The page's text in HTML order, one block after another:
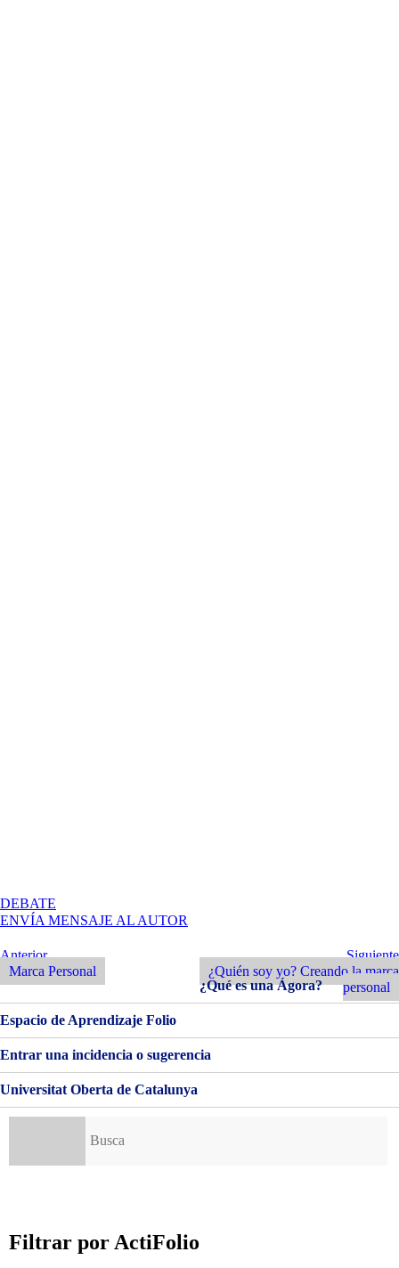
DEBATE
¿QUIÉN
CREANDO
LA
PERSONAL
ENVÍA MENSAJE AL AUTOR
Navegación
de
entradas
Entrada
Anterior
Anterior
Marca Personal
Siguiente
Entrada
Siguiente
¿Quién soy yo? Creando la marca
personal
¿Qué es una Ágora?
Espacio de Aprendizaje Folio
Entrar una incidencia o sugerencia
Universitat Oberta de Catalunya
Filtrar por ActiFolio